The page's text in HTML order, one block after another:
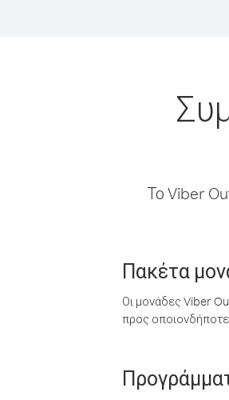
Το Viber
Πακέτα
Οι μονάδες Viber
προς οποιονδήποτε